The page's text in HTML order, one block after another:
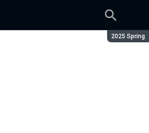
Сезон:
2025 Spring